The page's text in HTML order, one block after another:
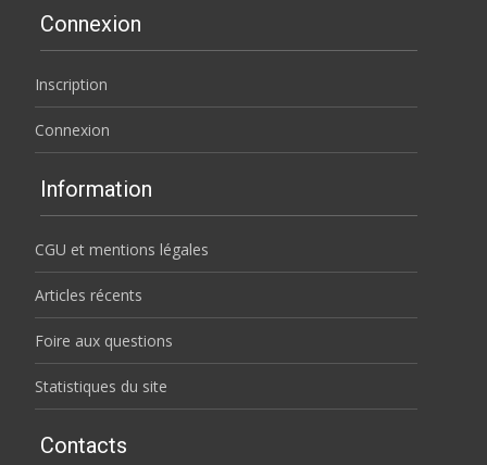
Connexion
Inscription
Connexion
Information
CGU et mentions légales
Articles récents
Foire aux questions
Statistiques du site
Contacts